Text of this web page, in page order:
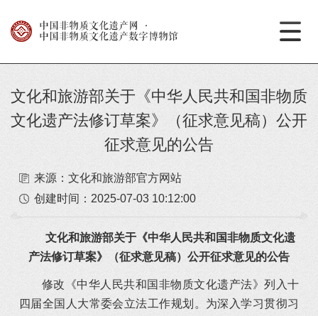
中国非物质文化遗产网
·
中国非物质文化遗产数字博物馆
文化和旅游部关于《中华人民共和国非物质
文化遗产法修订草案》（征求意见稿）公开
征求意见的公告
来源：文化和旅游部官方网站
创建时间： 2025-07-03 10:12:00
文化和旅游部关于《中华人民共和国非物质文化遗
产法修订草案》（征求意见稿） 公开征求意见的公告
修改《中华人民共和国非物质文化遗产法》列入十
四届全国人大常委会立法工作规划。为深入学习贯彻习